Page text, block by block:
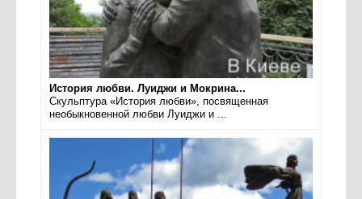
История любви. Луиджи и Мокрина...
Скульптура «История любви», посвященная
необыкновенной любви Луиджи и ...